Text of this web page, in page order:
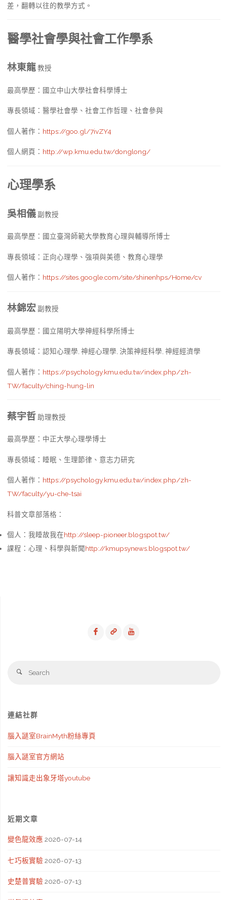
差，翻轉以往的教學方式。
醫學社會學與社會工作學系
林東龍教授
最高學歷：國立中山大學社會科學博士
專長領域：醫學社會學、社會工作哲理、社會參與
個人著作： https://goo.gl/7ivZY4
個人網頁： http://wp.kmu.edu.tw/donglong/
心理學系
吳相儀副教授
最高學歷：國立臺灣師範大學教育心理與輔導所博士
專長領域：正向心理學、強項與美德、教育心理學
個人著作： https://sites.google.com/site/shinenhps/Home/cv
林錦宏副教授
最高學歷：國立陽明大學神經科學所博士
專長領域：認知心理學, 神經心理學, 決策神經科學, 神經經濟學
個人著作： https://psychology.kmu.edu.tw/index.php/zh-
TW/faculty/ching-hung-lin
蔡宇哲助理教授
最高學歷：中正大學心理學博士
專長領域：睡眠、生理節律、意志力研究
個人著作： https://psychology.kmu.edu.tw/index.php/zh-
TW/faculty/yu-che-tsai
科普文章部落格：
個人：我睡故我在http://sleep-pioneer.blogspot.tw/
課程：心理、科學與新聞http://kmupsynews.blogspot.tw/
Search
連結社群
腦入謎室BrainMyth粉絲專頁
腦入謎室官方網站
讓知識走出象牙塔youtube
近期文章
變色龍效應 2026-07-14
七巧板實驗 2026-07-13
史楚普實驗 2026-07-13